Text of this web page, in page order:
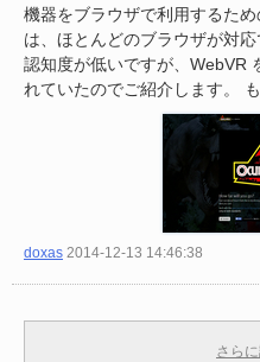
機器をブラウザで利用するた
は、ほとんどのブラウザが対
認知度が低いですが、WebVR
れていたのでご紹介します。
doxas 2014-12-13 14:46:38
さら